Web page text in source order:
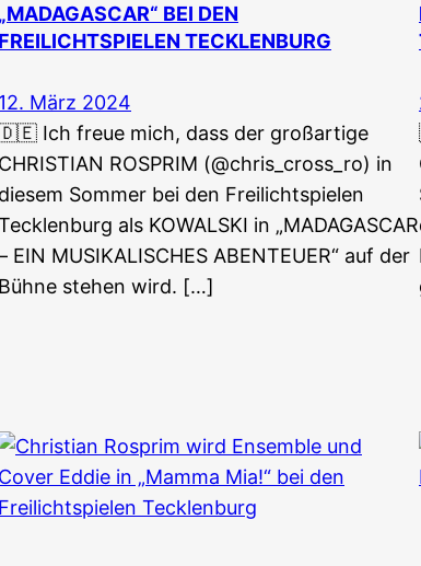
„MADAGASCAR“ BEI DEN
FREILICHTSPIELEN TECKLENBURG
12. März 2024
Ich freue mich, dass der großartige
CHRISTIAN ROSPRIM (@chris_cross_ro) in
diesem Sommer bei den Freilichtspielen
als KOWALSKI in „MADAGASCAR
EIN MUSIKALISCHES ABENTEUER“ auf der
Bühne stehen wird. […]